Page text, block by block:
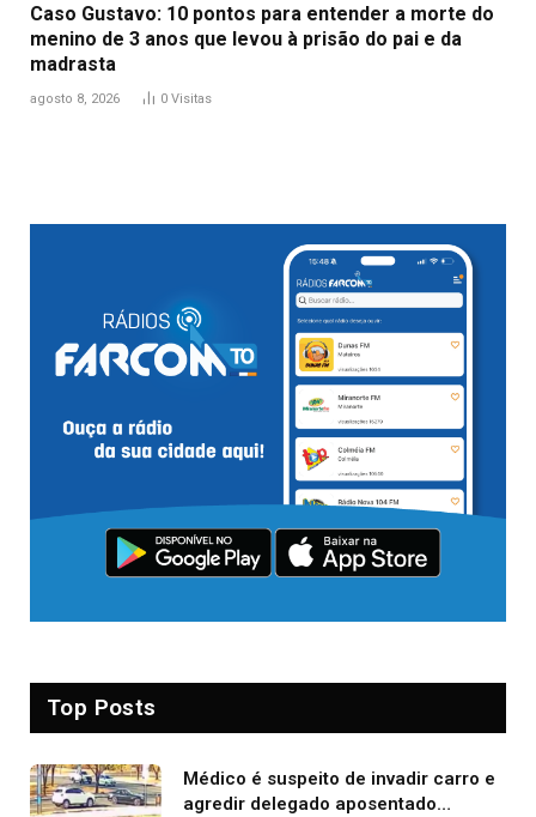
Caso Gustavo: 10 pontos para entender a morte do
menino de 3 anos que levou à prisão do pai e da
madrasta
agosto 8, 2026 0 Visitas
Top Posts
Médico é suspeito de invadir carro e
agredir delegado aposentado